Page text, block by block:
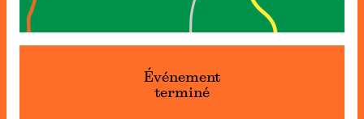
Événement
terminé